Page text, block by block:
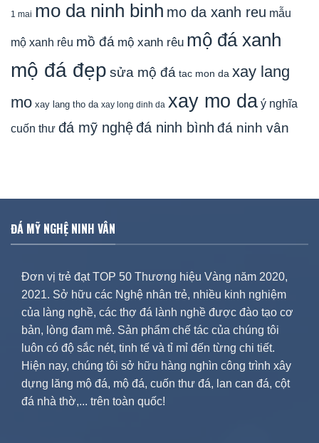
1 mai mo da ninh binh mo da xanh reu mẫu
mộ xanh rêu mồ đá mộ xanh rêu mộ đá xanh
mộ đá đẹp sửa mộ đá tac mon da xay lang
mo xay lang tho da xay long dinh da xay mo da ý nghĩa
cuốn thư đá mỹ nghệđá ninh bình đá ninh vân
ĐÁ MỸ NGHỆ NINH VÂN
Đơn vị trẻ đạt TOP 50 Thương hiệu Vàng năm 2020,
2021. Sở hữu các Nghệ nhân trẻ, nhiều kinh nghiệm
của làng nghề, các thợ đá lành nghề được đào tạo cơ
bản, lòng đam mê. Sản phẩm chế tác của chúng tôi
luôn có độ sắc nét, tinh tế và tỉ mỉ đến từng chi tiết.
Hiện nay, chúng tôi sở hữu hàng nghìn công trình xây
dựng lăng mộ đá, mộ đá, cuốn thư đá, lan can đá, cột
đá nhà thờ,... trên toàn quốc!